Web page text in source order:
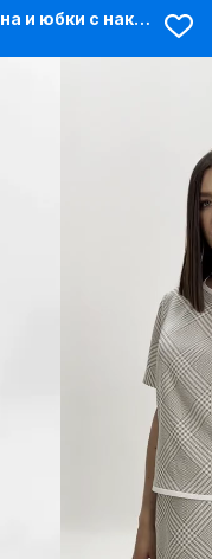
Юбочный комплект из блузона и юбки с накладными карманами